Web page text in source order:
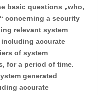
basic questions „who,
concerning a security
relevant system
accurate
of system
for a period of time.
generated
accurate